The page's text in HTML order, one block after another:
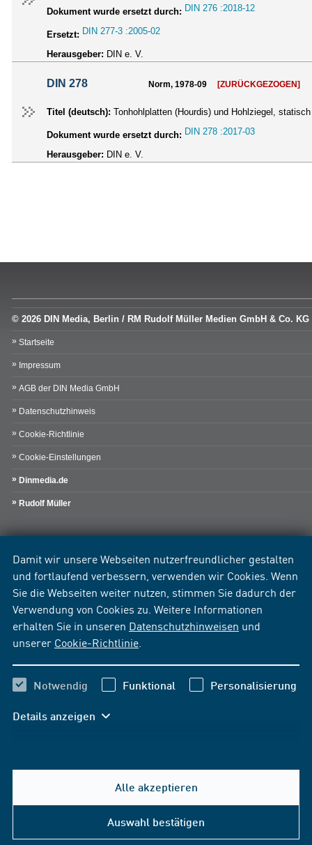
Damit wir unsere Webseiten nutzerfreundlicher gestalten
und fortlaufend verbessern, verwenden wir Cookies. Wenn
Sie die Webseiten weiter nutzen, stimmen Sie dadurch der
Verwendung von Cookies zu. Weitere Informationen
erhalten Sie in unseren Datenschutzhinweisen und
unserer Cookie-Richtlinie
Notwendig Funktional Personalisierung
Details anzeigen
Alle akzeptieren
Auswahl bestätigen
Dokument wurde ersetzt durch: DIN 276 :2018-12
Ersetzt: DIN 277-3 :2005-02
Herausgeber: DIN e. V.
DIN 278 Norm, 1978-09 [ZURÜCKGEZOGEN]
Titel (deutsch): Tonhohlplatten (Hourdis) und Hohlziegel,
Dokument wurde ersetzt durch: DIN 278 :2017-03
Herausgeber: DIN e. V.
© 2026 DIN Media, Berlin / RM Rudolf Müller Medien GmbH & Co. KG
Startseite
Impressum
AGB der DIN Media GmbH
Datenschutzhinweis
Cookie-Richtlinie
Cookie-Einstellungen
Dinmedia.de
Rudolf Müller
Hilfe & Kontakt